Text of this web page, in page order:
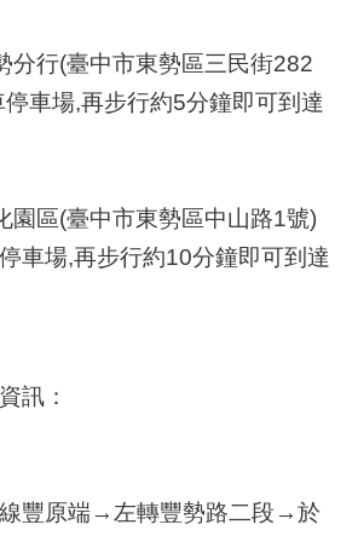
分行(臺中市東勢區三民街282
車場,再步行約5分鐘即可到達
園區(臺中市東勢區中山路1號)
車場,再步行約10分鐘即可到達
訊：
豐原端→左轉豐勢路二段→於